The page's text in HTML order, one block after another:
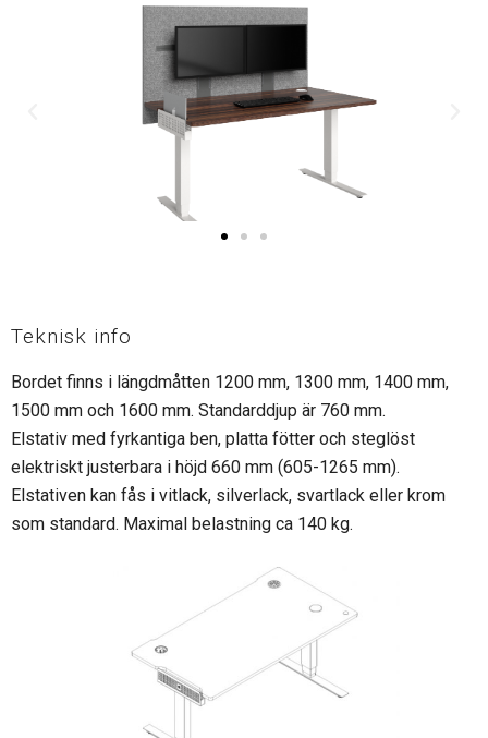
Teknisk info
Bordet finns i längdmåtten 1200 mm, 1300 mm, 1400 mm,
1500 mm och 1600 mm. Standarddjup är 760 mm.
Elstativ med fyrkantiga ben, platta fötter och steglöst
elektriskt justerbara i höjd 660 mm (605-1265 mm).
Elstativen kan fås i vitlack, silverlack, svartlack eller krom
som standard. Maximal belastning ca 140 kg.